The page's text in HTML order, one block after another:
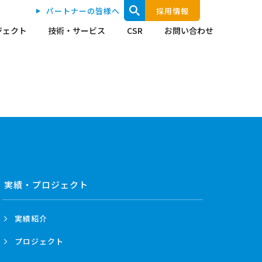
クト 技術・サービス CSR お問い合わせ
パートナーの皆様へ 採用情報
実績・プロジェクト
実績紹介
プロジェクト